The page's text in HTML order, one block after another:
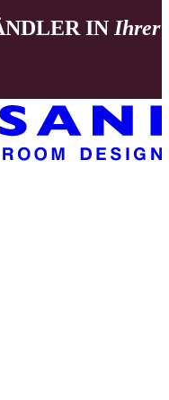
IN Ihrer